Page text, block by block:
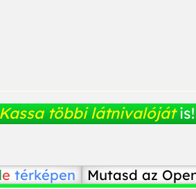
többi látnivalóját is!
le térképen Mutasd az